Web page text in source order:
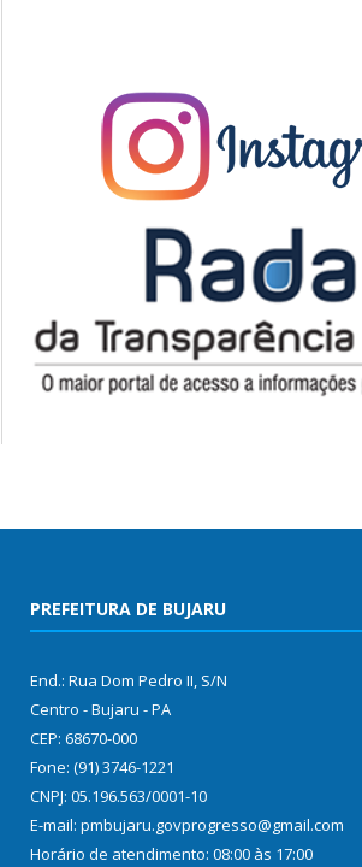
PREFEITURA DE BUJARU
End.: Rua Dom Pedro II, S/N
Centro - Bujaru - PA
CEP: 68670-000
Fone: (91) 3746-1221
CNPJ: 05.196.563/0001-10
E-mail: pmbujaru.govprogresso@gmail.com
Horário de atendimento: 08:00 às 17:00